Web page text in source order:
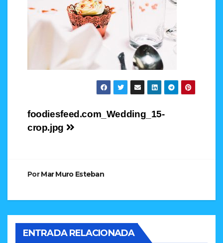
Navegación
de
foodiesfeed.com_Wedding_15-
crop.jpg
PorMar Muro Esteban
ENTRADA RELACIONADA